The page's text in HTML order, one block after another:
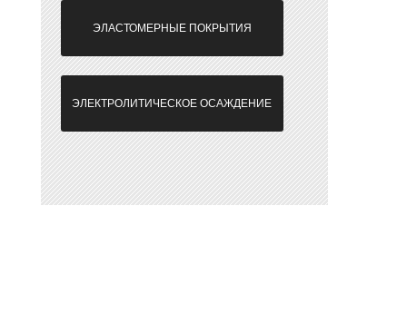
ЭЛАСТОМЕРНЫЕ ПОКРЫТИЯ
ЭЛЕКТРОЛИТИЧЕСКОЕ ОСАЖДЕНИЕ